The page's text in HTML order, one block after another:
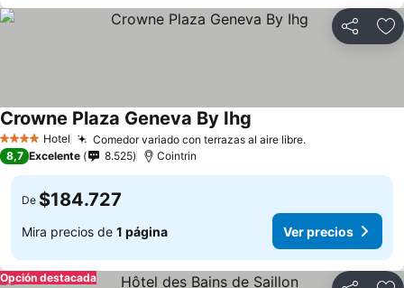
Compartir
4 EstrellasHotel Comedor variado con terrazas al aire libre.Ver precios
Crowne Plaza Geneva By Ihg
8,7 Excelente 8.525 Cointrin
De $184.727
Mira precios de 1 página Ver precios
Opción destacada